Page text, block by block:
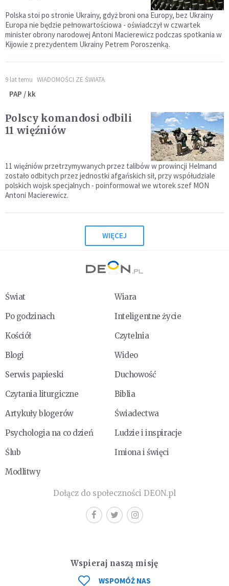
Polska stoi po stronie Ukrainy, gdyż broni ona Europy, bez Ukrainy
Europa nie będzie pełnowartościowa - oświadczył w czwartek
minister obrony narodowej Antoni Macierewicz podczas spotkania w
Kijowie z prezydentem Ukrainy Petrem Poroszenką.
9 lat temu WIADOMOŚCI ZE ŚWIATA
PAP / kk
Polscy komandosi odbili
11 więźniów
11 więźniów przetrzymywanych przez talibów w prowincji Helmand
zostało odbitych przez jednostki afgańskich sił, przy współudziale
polskich wojsk specjalnych - poinformował we wtorek szef MON
Antoni Macierewicz.
WIĘCEJ
Świat
Wiara
Po godzinach
Inteligentne życie
Kościół
Czytelnia
Blogi
Wideo
Serwis papieski
Duchowość
Czytania liturgiczne
Biblia
Artykuły blogerów
Świadectwa
Psychologia na co dzień
Ludzie i inspiracje
Ślub
Imiona i święci
Modlitwy
Dołącz do społeczności DEON.pl
Wspieraj naszą misję
WSPOMÓŻ NAS